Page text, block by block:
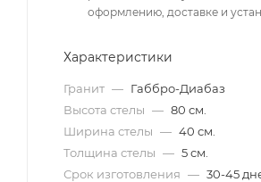
оформлению, доставке и
Характеристики
Гранит — Габбро-Диабаз
Высота стелы — 80 см.
Ширина стелы — 40 см.
Толщина стелы — 5 см.
Срок изготовления — 30-45